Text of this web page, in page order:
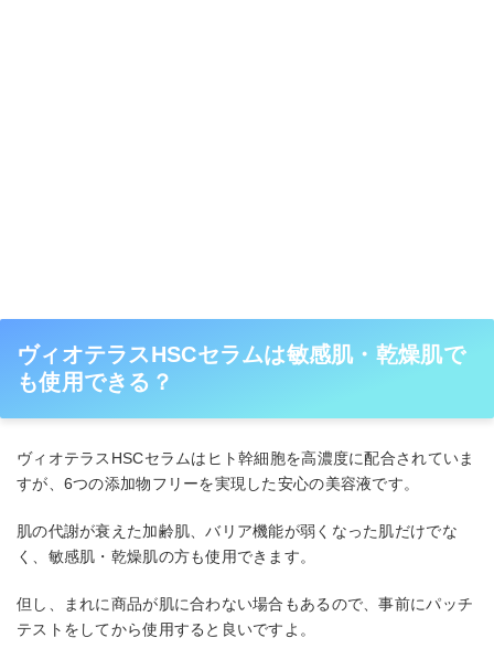
ヴィオテラスHSCセラムは敏感肌・乾燥肌で
も使用できる？
ヴィオテラスHSCセラムはヒト幹細胞を高濃度に配合されていま
すが、6つの添加物フリーを実現した安心の美容液です。
肌の代謝が衰えた加齢肌、バリア機能が弱くなった肌だけでな
く、敏感肌・乾燥肌の方も使用できます。
但し、まれに商品が肌に合わない場合もあるので、事前にパッチ
テストをしてから使用すると良いですよ。